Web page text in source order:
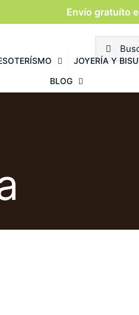
Envío gratuíto
JOYERÍA Y
BLOG